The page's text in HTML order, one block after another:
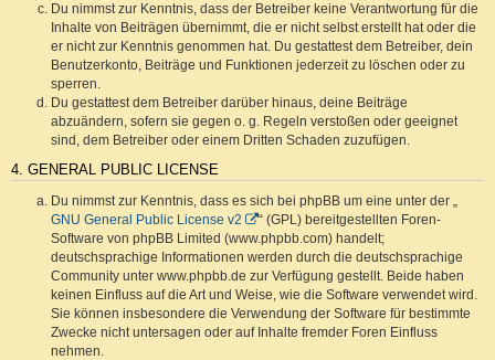
Du nimmst zur Kenntnis, dass der Betreiber keine Verantwortung für die
Inhalte von Beiträgen übernimmt, die er nicht selbst erstellt hat oder die
er nicht zur Kenntnis genommen hat. Du gestattest dem Betreiber, dein
Benutzerkonto, Beiträge und Funktionen jederzeit zu löschen oder zu
sperren.
Du gestattest dem Betreiber darüber hinaus, deine Beiträge
abzuändern, sofern sie gegen o. g. Regeln verstoßen oder geeignet
sind, dem Betreiber oder einem Dritten Schaden zuzufügen.
4. GENERAL PUBLIC LICENSE
Du nimmst zur Kenntnis, dass es sich bei phpBB um eine unter der „
GNU General Public License v2
“ (GPL) bereitgestellten Foren-
Software von phpBB Limited (www.phpbb.com) handelt;
deutschsprachige Informationen werden durch die deutschsprachige
Community unter www.phpbb.de zur Verfügung gestellt. Beide haben
keinen Einfluss auf die Art und Weise, wie die Software verwendet wird.
Sie können insbesondere die Verwendung der Software für bestimmte
Zwecke nicht untersagen oder auf Inhalte fremder Foren Einfluss
nehmen.